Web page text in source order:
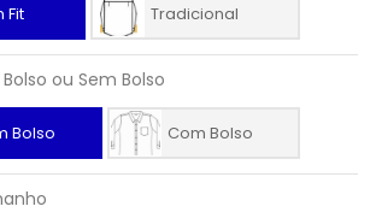
Fit Tradicional
ou Sem Bolso
Bolso Com Bolso